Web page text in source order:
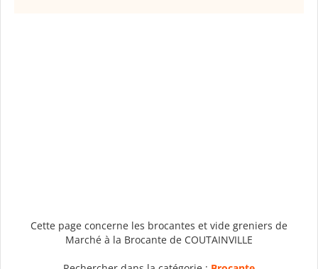
Cette page concerne les brocantes et vide greniers de
Marché à la Brocante de COUTAINVILLE